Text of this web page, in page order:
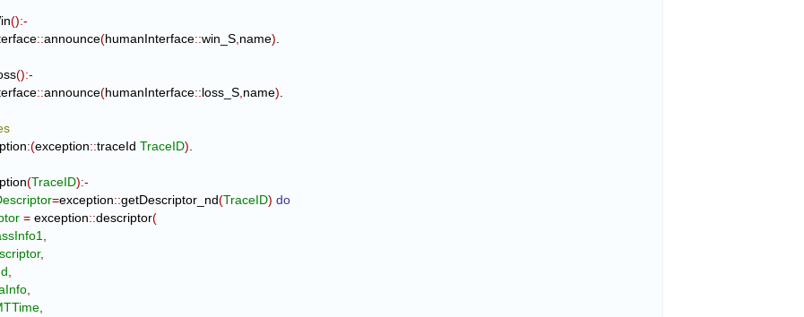
():-
::announce(humanInterface::win_S,name).
():-
::announce(humanInterface::loss_S,name).
:(exception::traceId TraceID)
(TraceID):-
=exception::getDescriptor_nd(TraceID) do
= exception::descriptor(
,
,
,
,
,